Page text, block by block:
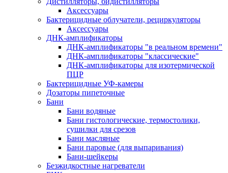
Аксессуары
Бактерицидные облучатели, рециркуляторы
Аксессуары
ДНК-амплификаторы
ДНК-амплификаторы "в реальном времени"
ДНК-амплификаторы "классические"
ДНК-амплификаторы для изотермической
ПЦР
Бактерицидные УФ-камеры
Дозаторы пипеточные
Бани
Бани водяные
Бани гистологические, термостолики,
сушилки для срезов
Бани масляные
Бани паровые (для выпаривания)
Бани-шейкеры
Безжидкостные нагреватели